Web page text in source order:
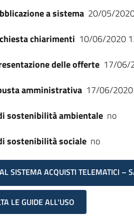
a sistema 20/05/
chiarimenti 10/06/2020
delle offerte 17/06/
amministrativa 17/06/
sostenibilità ambientale no
sostenibilità sociale no
SISTEMA ACQUISTI TELEMATICI –
LE GUIDE ALL'USO